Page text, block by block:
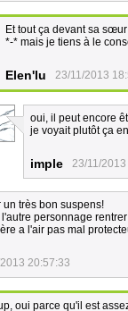
Et tout ça devant sa
*-* mais je tiens à le
Elen'lu 23/11/2013
oui, il peut encore
je voyait plutôt ça
imple 23/11/
très bon suspens!
personnage
a l'air pas mal
20:57:33
oui parce qu'il est